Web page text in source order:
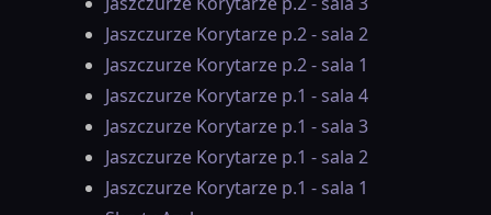
Jaszczurze Korytarze p.2 - sala 2
Jaszczurze Korytarze p.2 - sala 1
Jaszczurze Korytarze p.1 - sala 4
Jaszczurze Korytarze p.1 - sala 3
Jaszczurze Korytarze p.1 - sala 2
Jaszczurze Korytarze p.1 - sala 1